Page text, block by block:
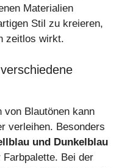
Materialien
Stil zu kreieren,
zeitlos wirkt.
von Blautönen kann
verleihen. Besonders
und Dunkelblau
Bei der